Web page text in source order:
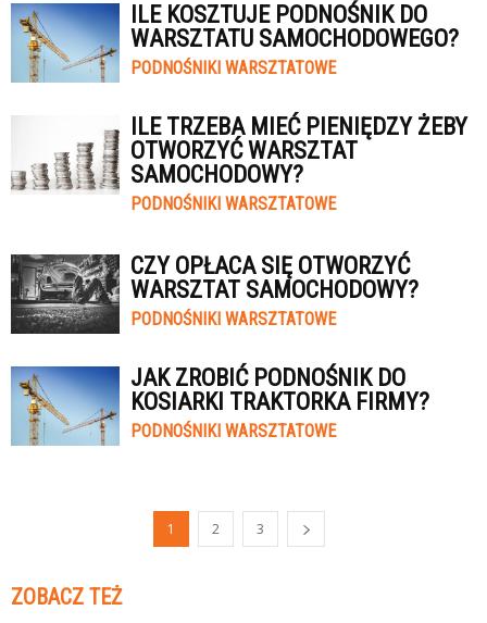
ILE KOSZTUJE PODNOŚNIK DO
WARSZTATU SAMOCHODOWEGO?
PODNOŚNIKI WARSZTATOWE
ILE TRZEBA MIEĆ PIENIĘDZY ŻEBY
OTWORZYĆ WARSZTAT
SAMOCHODOWY?
PODNOŚNIKI WARSZTATOWE
CZY OPŁACA SIĘ OTWORZYĆ
WARSZTAT SAMOCHODOWY?
PODNOŚNIKI WARSZTATOWE
JAK ZROBIĆ PODNOŚNIK DO
KOSIARKI TRAKTORKA FIRMY?
PODNOŚNIKI WARSZTATOWE
1 2 3
ZOBACZ TEŻ